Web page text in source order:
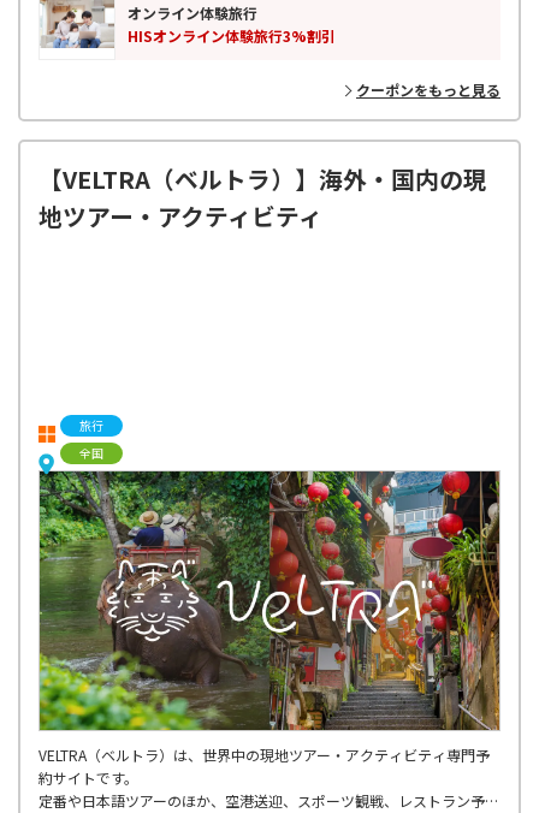
オンライン体験旅行
HISオンライン体験旅行3%割引
クーポンをもっと見る
【VELTRA（ベルトラ）】海外・国内の現
地ツアー・アクティビティ
旅行
全国
VELTRA（ベルトラ）は、世界中の現地ツアー・アクティビティ専門予
約サイトです。
定番や日本語ツアーのほか、空港送迎、スポーツ観戦、レストラン予